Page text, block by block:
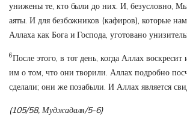
унижены те, кто были до них. И, безусловно,
аяты. И для безбожников (кафиров), которые
Аллаха как Бога и Господа, уготовано
6После этого, в тот день, когда Аллах
им о том, что они творили. Аллах подробно
сделали; они же позабыли. И Аллах является
(105/58, Муджадаля/5-6)